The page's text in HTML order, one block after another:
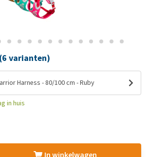
varianten)
Harness - 80/100 cm - Ruby
in huis
In winkelwagen